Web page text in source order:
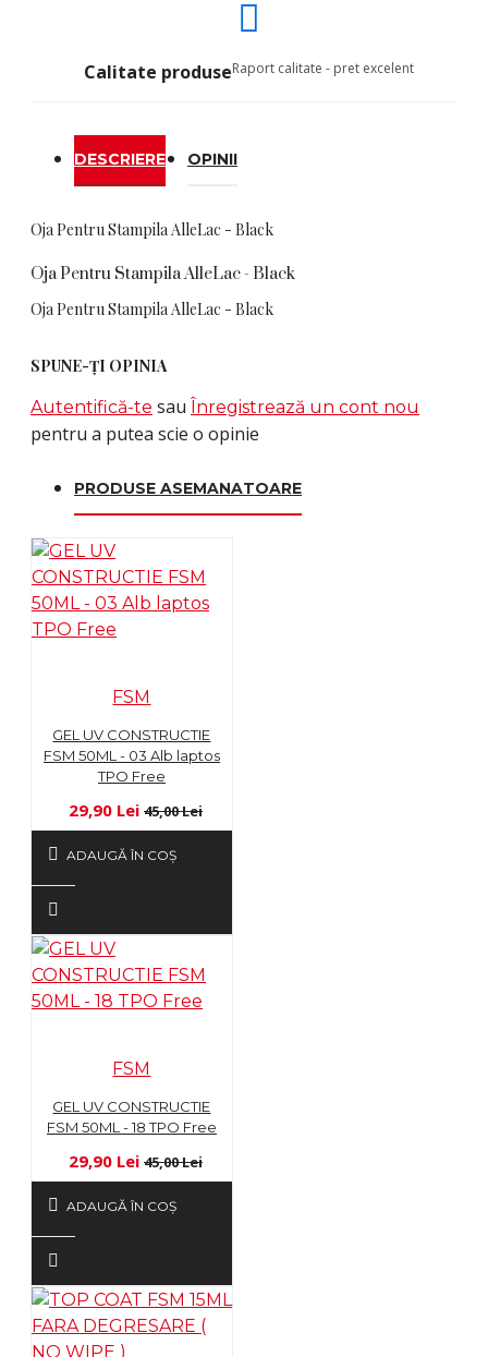
Calitate produseRaport calitate - pret excelent
DESCRIERE OPINII
Oja Pentru Stampila AlleLac - Black
Oja Pentru Stampila AlleLac - Black
Oja Pentru Stampila AlleLac - Black
SPUNE-ŢI OPINIA
Autentifică-te sau Înregistrează un cont nou
pentru a putea scie o opinie
PRODUSE ASEMANATOARE
FSM
GEL UV CONSTRUCTIE
FSM 50ML - 03 Alb laptos
TPO Free
29,90 Lei 45,00 Lei
ADAUGĂ ÎN COŞ
FSM
GEL UV CONSTRUCTIE
FSM 50ML - 18 TPO Free
29,90 Lei 45,00 Lei
ADAUGĂ ÎN COŞ